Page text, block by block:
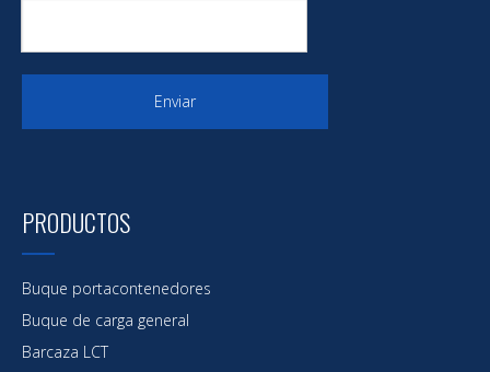
Enviar
PRODUCTOS
Buque portacontenedores
Buque de carga general
Barcaza LCT